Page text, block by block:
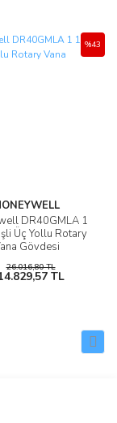
DR40GMLA 1
Üç Yollu Rotary
Gövdesi
%43
26.016,80 TL
TL